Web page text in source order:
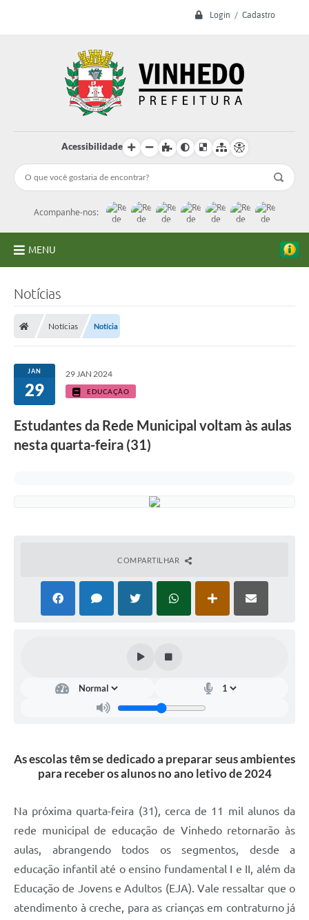
Login / Cadastro
Acessibilidade
Acompanhe-nos:
MENU
Licitações
Transparência
Concursos e Processos Seletivos
Inclusão e Acessibilidade
Normas e Legislação
Sistema de Protocolo
Listagem dos CEPs de Vinhedo
Acesso à Informação
Contratos
Associação dos Servidores Públicos Municipais de
Vinhedo
Audiências Públicas
Notícias
Notícias Notícia
JAN
29
29 JAN 2024
EDUCAÇÃO
Estudantes da Rede Municipal voltam às aulas
nesta quarta-feira (31)
COMPARTILHAR
As escolas têm se dedicado a preparar seus ambientes
para receber os alunos no ano letivo de 2024
Na próxima quarta-feira (31), cerca de 11 mil alunos da
rede municipal de educação de Vinhedo retornarão às
aulas, abrangendo todos os segmentos, desde a
educação infantil até o ensino fundamental I e II, além da
Educação de Jovens e Adultos (EJA). Vale ressaltar que o
atendimento à creche, para as crianças em contraturno já